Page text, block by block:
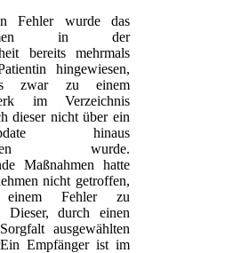
Fehler wurde das
in der
bereits mehrmals
hingewiesen,
zwar zu einem
im Verzeichnis
dieser nicht über ein
hinaus
wurde.
Maßnahmen hatte
nicht getroffen,
Fehler zu
Dieser, durch einen
ausgewählten
Ein Empfänger ist im